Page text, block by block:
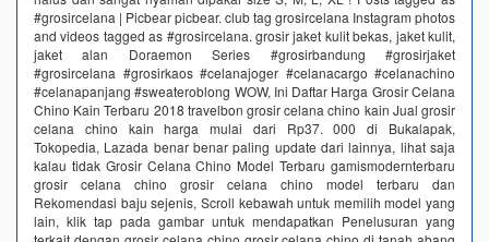
#grosircelana | Picbear picbear. club tag grosircelana Instagram photos
and videos tagged as #grosircelana. grosir jaket kulit bekas, jaket kulit,
jaket alan Doraemon Series #grosirbandung #grosirjaket
#grosircelana #grosirkaos #celanajoger #celanacargo #celanachino
#celanapanjang #sweateroblong WOW, Ini Daftar Harga Grosir Celana
Chino Kain Terbaru 2018 travelbon grosir celana chino kain Jual grosir
celana chino kain harga mulai dari Rp37. 000 di Bukalapak,
Tokopedia, Lazada benar benar paling update dari lainnya, lihat saja
kalau tidak Grosir Celana Chino Model Terbaru gamismodernterbaru
grosir celana chino grosir celana chino model terbaru dan
Rekomendasi baju sejenis, Scroll kebawah untuk memilih model yang
lain, klik tap pada gambar untuk mendapatkan Penelusuran yang